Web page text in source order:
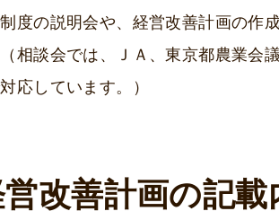
度の説明会や、経営改善計画の作
相談会では、ＪＡ、東京都農業会
応しています。）
営改善計画の記載